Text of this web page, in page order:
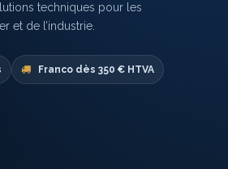
techniques pour les
et de l’industrie.
Franco dès 350 € HTVA